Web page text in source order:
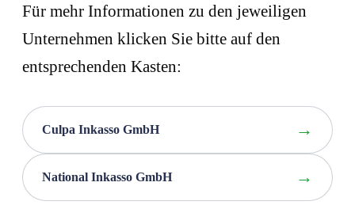
Für mehr Informationen zu den jeweiligen
Unternehmen klicken Sie bitte auf den
entsprechenden Kasten:
Culpa Inkasso GmbH
National Inkasso GmbH